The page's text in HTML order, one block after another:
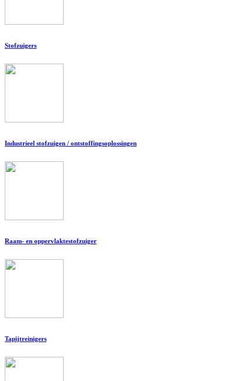
Stofzuigers
Industrieel stofzuigen / ontstoffingsoplossingen
Raam- en oppervlaktestofzuiger
Tapijtreinigers